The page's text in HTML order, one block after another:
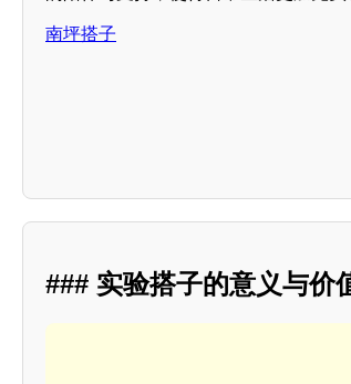
南坪搭子
### 实验搭子的意义与价